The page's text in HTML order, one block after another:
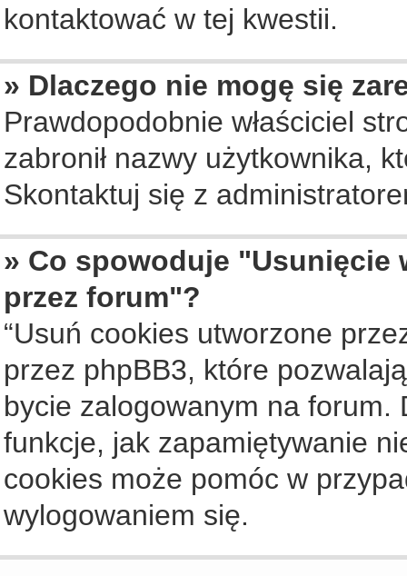
kontaktować w tej kwestii.
» Dlaczego nie mogę się
Prawdopodobnie właściciel
zabronił nazwy użytkownika,
Skontaktuj się z
» Co spowoduje
przez forum"?
“Usuń cookies utworzone
przez phpBB3, które
bycie zalogowanym na forum.
funkcje, jak zapamiętywanie
cookies może pomóc w
wylogowaniem się.